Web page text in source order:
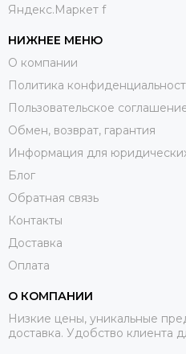
Яндекс.Маркет f
НИЖНЕЕ МЕНЮ
О компании
Политика
Пользовательское
Обмен, возврат, гарантия
Информация для
Блог
Обратная связь
Контакты
Доставка
Оплата
О КОМПАНИИ
Низкие цены, уникальные
доставка. Удобство клиента